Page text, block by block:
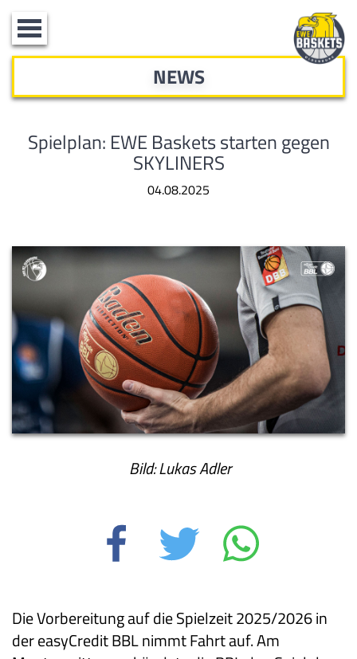
Toggle
navigation
NEWS
Spielplan: EWE Baskets starten gegen
SKYLINERS
04.08.2025
Bild: Lukas Adler
Die Vorbereitung auf die Spielzeit 2025/2026 in
der easyCredit BBL nimmt Fahrt auf. Am